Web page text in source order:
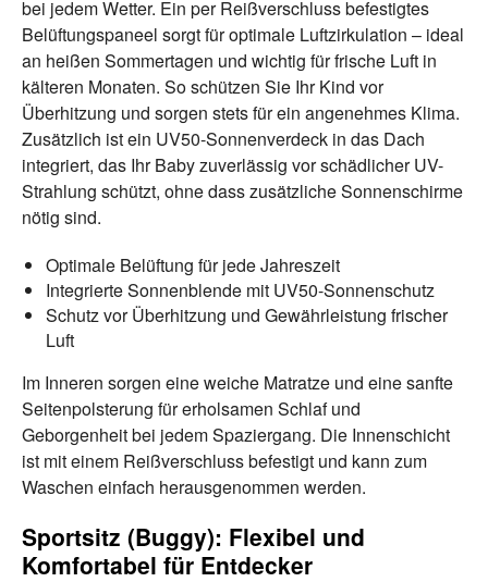
bei jedem Wetter. Ein per Reißverschluss befestigtes
Belüftungspaneel sorgt für optimale Luftzirkulation – ideal
an heißen Sommertagen und wichtig für frische Luft in
kälteren Monaten. So schützen Sie Ihr Kind vor
Überhitzung und sorgen stets für ein angenehmes Klima.
Zusätzlich ist ein UV50-Sonnenverdeck in das Dach
integriert, das Ihr Baby zuverlässig vor schädlicher UV-
Strahlung schützt, ohne dass zusätzliche Sonnenschirme
nötig sind.
Optimale Belüftung für jede Jahreszeit
Integrierte Sonnenblende mit UV50-Sonnenschutz
Schutz vor Überhitzung und Gewährleistung frischer
Luft
Im Inneren sorgen eine weiche Matratze und eine sanfte
Seitenpolsterung für erholsamen Schlaf und
Geborgenheit bei jedem Spaziergang. Die Innenschicht
ist mit einem Reißverschluss befestigt und kann zum
Waschen einfach herausgenommen werden.
Sportsitz (Buggy): Flexibel und
Komfortabel für Entdecker